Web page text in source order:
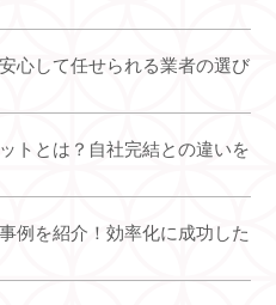
心して任せられる業者の選び
トとは？自社完結との違いを
例を紹介！効率化に成功した